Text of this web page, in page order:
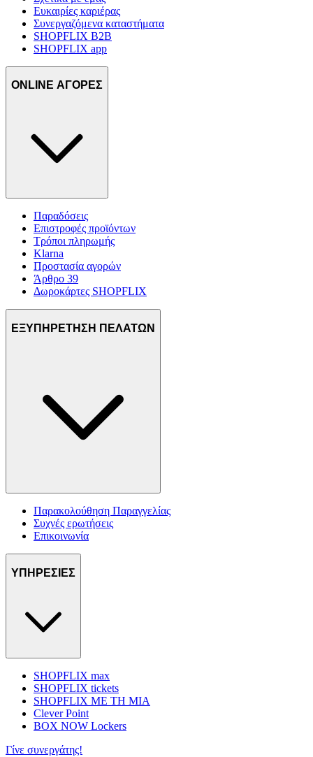
Ευκαιρίες καριέρας
Συνεργαζόμενα καταστήματα
SHOPFLIX B2B
SHOPFLIX app
ONLINE ΑΓΟΡΕΣ
Παραδόσεις
Επιστροφές προϊόντων
Τρόποι πληρωμής
Klarna
Προστασία αγορών
Άρθρο 39
Δωροκάρτες SHOPFLIX
ΕΞΥΠΗΡΕΤΗΣΗ ΠΕΛΑΤΩΝ
Παρακολούθηση Παραγγελίας
Συχνές ερωτήσεις
Επικοινωνία
ΥΠΗΡΕΣΙΕΣ
SHOPFLIX max
SHOPFLIX tickets
SHOPFLIX ΜΕ ΤΗ ΜΙΑ
Clever Point
BOX NOW Lockers
Γίνε συνεργάτης!